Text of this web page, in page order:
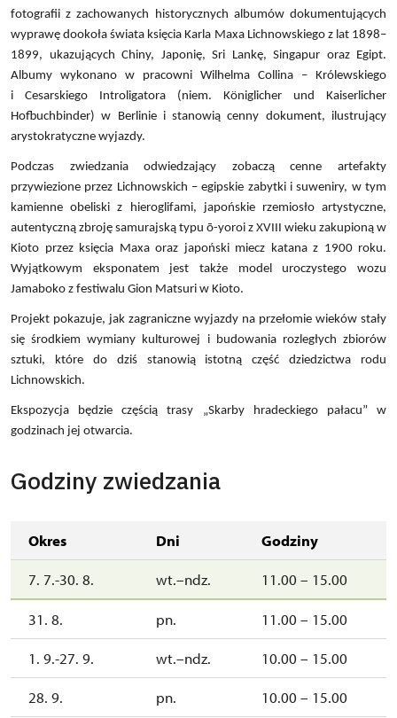
fotografii z zachowanych historycznych albumów dokumentujących
wyprawę dookoła świata księcia Karla Maxa Lichnowskiego z lat 1898–
1899, ukazujących Chiny, Japonię, Sri Lankę, Singapur oraz Egipt.
Albumy wykonano w pracowni Wilhelma Collina – Królewskiego
i Cesarskiego Introligatora (niem. Königlicher und Kaiserlicher
Hofbuchbinder) w Berlinie i stanowią cenny dokument, ilustrujący
arystokratyczne wyjazdy.
Podczas zwiedzania odwiedzający zobaczą cenne artefakty
przywiezione przez Lichnowskich – egipskie zabytki i suweniry, w tym
kamienne obeliski z hieroglifami, japońskie rzemiosło artystyczne,
autentyczną zbroję samurajską typu ō-yoroi z XVIII wieku zakupioną w
Kioto przez księcia Maxa oraz japoński miecz katana z 1900 roku.
Wyjątkowym eksponatem jest także model uroczystego wozu
Jamaboko z festiwalu Gion Matsuri w Kioto.
Projekt pokazuje, jak zagraniczne wyjazdy na przełomie wieków stały
się środkiem wymiany kulturowej i budowania rozległych zbiorów
sztuki, które do dziś stanowią istotną część dziedzictwa rodu
Lichnowskich.
Ekspozycja będzie częścią trasy „Skarby hradeckiego pałacu” w
godzinach jej otwarcia.
Godziny zwiedzania
Okres Dni Godziny
7. 7.-30. 8. wt.–ndz. 11.00 – 15.00
31. 8. pn. 11.00 – 15.00
1. 9.-27. 9. wt.–ndz. 10.00 – 15.00
28. 9. pn. 10.00 – 15.00